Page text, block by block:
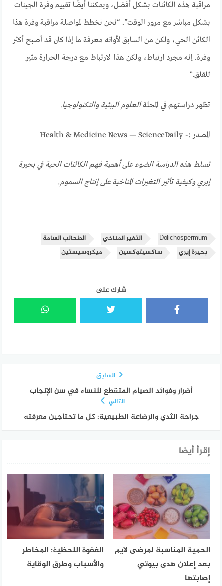
مراقبة هذه الكائنات بشكل أفضل، ويمكننا أيضًا تقييم وفرة الجينات
بشكل مباشر مع مرور الوقت”. “نحن نخطط لمواصلة مراقبة وفرة هذا
الكائن الحي، ولكن من السابق لأوانه معرفة ما إذا كان قد أصبح أكثر
وفرة. إنه مجرد ارتباط، ولكن هذا الارتباط مع درجة الحرارة مثير
للقلق.”
تظهر دراستهم في المجلةالعلوم البيئية والتكنولوجيا.
المصدر :- Health & Medicine News — ScienceDaily
تسلط هذه الدراسة الضوء على أهمية فهم الكائنات الحية في بحيرة
إيري وكيفية تأثير التغيرات المناخية على إنتاج السموم.
Dolichospermum التغير المناخي
الطحالب السامة
بحيرة إيري
ساكسيتوكسين ميكروسيستين
شارك على
السابق
أضرار وفوائد الصيام المتقطع للنساء في سن الإنجاب
التالي
جراحة الثدي والرضاعة الطبيعية: كل ما تحتاجين معرفته
إقرأ أيضا
الحمية المناسبة لمرضى لايم
بعد إعلان هدى بيوتي
إصابتها
الغفوة اللحظية: المخاطر
والأسباب وطرق الوقاية